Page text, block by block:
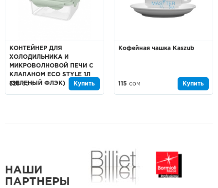
КОНТЕЙНЕР ДЛЯ
ХОЛОДИЛЬНИКА И
МИКРОВОЛНОВОЙ ПЕЧИ С
КЛАПАНОМ ECO STYLE 1Л
(ЗЕЛЕНЫЙ ФЛЭК)
328сом Купить
Кофейная чашка Kaszub
115 сом Купить
НАШИ
ПАРТНЕРЫ